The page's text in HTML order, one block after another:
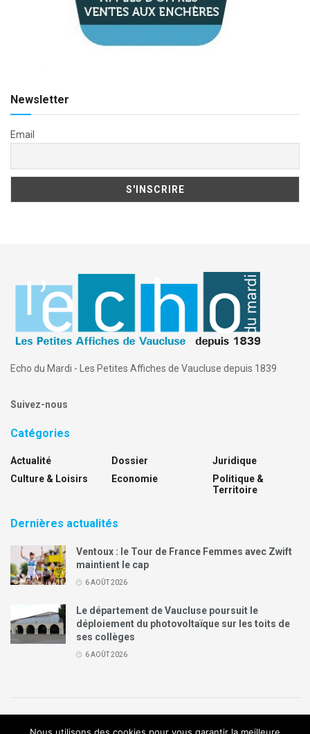
Newsletter
Email
Echo du Mardi - Les Petites Affiches de Vaucluse depuis 1839
Suivez-nous
Catégories
Actualité
Culture & Loisirs
Dossier
Economie
Juridique
Politique &
Territoire
Dernières actualités
Ventoux : le Tour de France Femmes avec Zwift
maintient le cap
6 AOÛT 2026
Le département de Vaucluse poursuit le
déploiement du photovoltaïque sur les toits de
ses collèges
6 AOÛT 2026
Politique de confidentialité Mentions légales Contact